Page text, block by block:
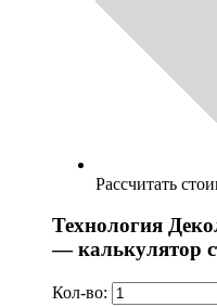
Рассчитать
Технология
— калькулятор
Кол-во: